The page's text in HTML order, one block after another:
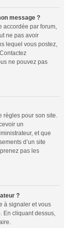
message ?
accordée par forum,
ne pas avoir
lequel vous postez,
ne pouvez pas
règles pour son site.
un
et que
d’un site
pas les
?
à signaler et vous
En cliquant dessus,